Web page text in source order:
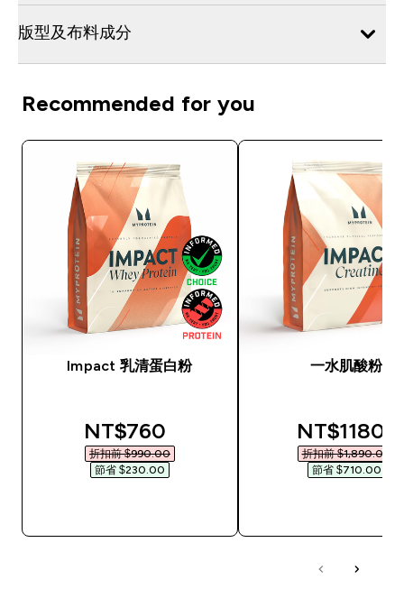
版型及布料成分
Recommended for you
Impact 乳清蛋白粉
discounted price
NT$760‎
折扣前 $990.00‎
節省 $230.00‎
一水肌酸粉
NT$1180‎
折扣前 $1,890.00‎
節省 $710.00‎